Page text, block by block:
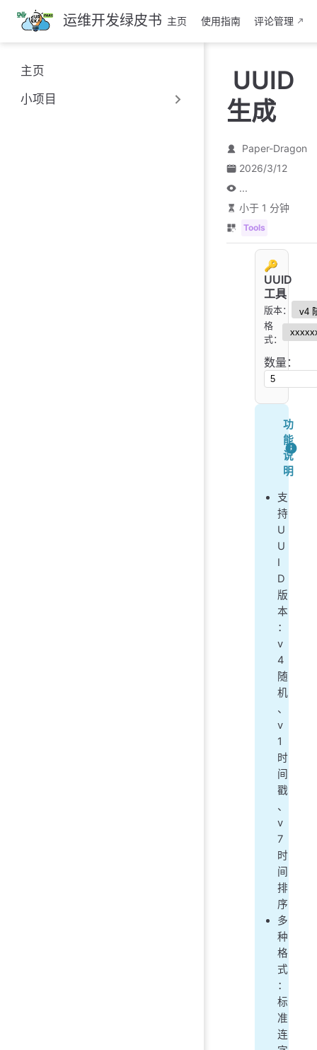
跳
至
主
要
內
容
运维开发绿皮书 主页 使用指南 评论管理
主页
小项目
UUID
生成
Paper-Dragon
2026/3/12
...
小于 1 分钟
Tools
🔑
UUID
工具
版本：
格
式：
数量：
功
能
说
明
支
持
U
U
I
D
版
本
：
v
4
随
机
、
v
1
时
间
戳
、
v
7
时
间
排
序
多
种
格
式
：
标
准
连